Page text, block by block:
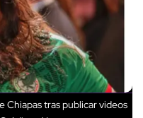
Chiapas tras publicar videos